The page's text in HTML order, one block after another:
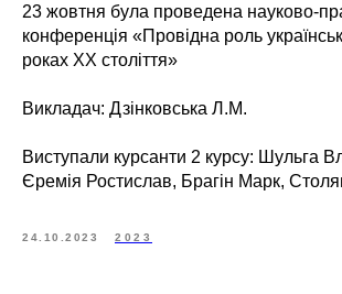
23 жовтня була проведена науково-
конференція «Провідна роль
роках ХХ століття»
Викладач: Дзінковська Л.М.
Виступали курсанти 2 курсу: Шульга
Єремія Ростислав, Брагін Марк,
24.10.2023 2023